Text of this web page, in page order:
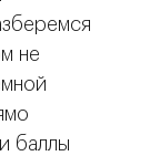
не
баллы